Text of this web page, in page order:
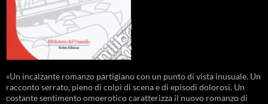
«Un incalzante romanzo partigiano con un punto di vista inusuale. Un
racconto serrato, pieno di colpi di scena e di episodi dolorosi. Un
costante sentimento omoerotico caratterizza il nuovo romanzo di